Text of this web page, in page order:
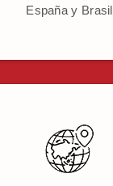
España y Brasil